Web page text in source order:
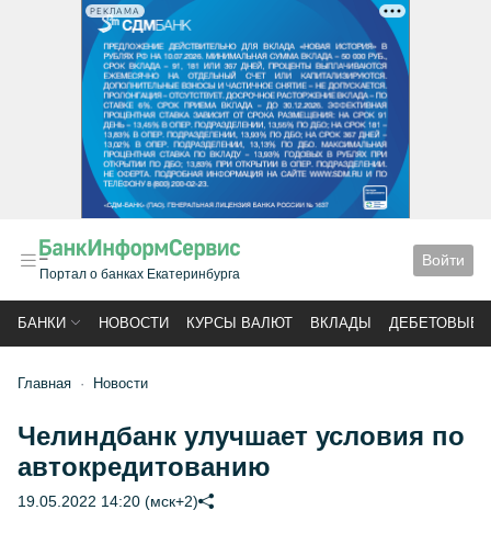
РЕКЛАМА
Портал о банках Екатеринбурга
Войти
БАНКИ НОВОСТИ КУРСЫ ВАЛЮТ ВКЛАДЫ ДЕБЕТОВЫЕ
Главная Новости
Челиндбанк улучшает условия по
автокредитованию
19.05.2022 14:20 (мск+2)